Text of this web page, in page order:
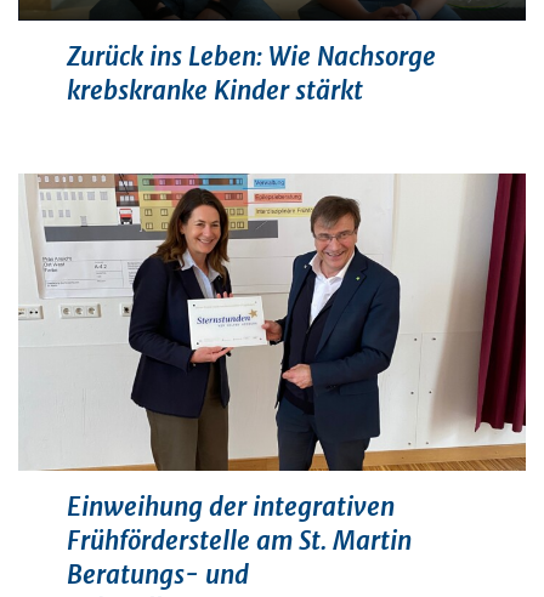
Zurück ins Leben: Wie Nachsorge
krebskranke Kinder stärkt
Einweihung der integrativen
Frühförderstelle am St. Martin
Beratungs- und